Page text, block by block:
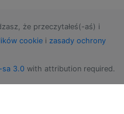
że przeczytałeś(-aś) i
cookie i zasady ochrony
sa 3.0 with attribution required.